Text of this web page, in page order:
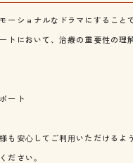
ーショナルなドラマにすること
トにおいて、治療の重要性の理
ート
も安⼼してご利⽤いただけるよ
ださい。